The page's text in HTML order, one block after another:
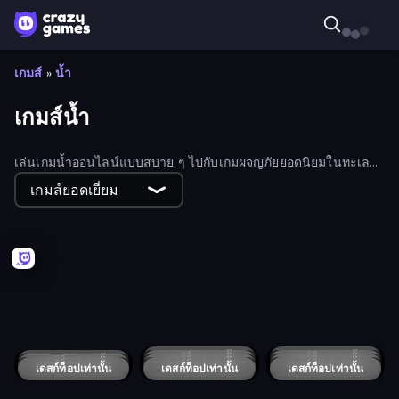
เกมส์ » น้ำ
เกมส์น้ำ
เล่นเกมน้ำออนไลน์แบบสบาย ๆ ไปกับเกมผจญภัยยอดนิยมในทะเล
เกม Grow, IO และอื่น ๆ อีกมากมาย สำรวจเกมน้ำฟรีที่คุณสามารถ
เล่นได้บนโทรศัพท์หรือเบราว์เซอร์ของคุณ
เกมส์ยอดเยี่ยม
Let Me Eat: Big Fish Eat Smaller Water vs Fire
My Crystal Underwater Fish Merge - Under Water Waterworks!
Ocean Miner Car Eats Car: Underwater Adventure Ascent
OctopusRun Vortex.io Let Me Eat 2: Feeding Madness
Diver Hero เดสก์ท็อปเท่านั้น
Fish Eat Getting Big เดสก์ท็อปเท่านั้น
Jet Boat Racing
เดสก์ท็อปเท่านั้น Suez Canal Training Simulator เดสก์ท็อปเท่านั้น Aquapark Balls Party เดสก์ท็อปเท่านั้น
Jetski Race
เดสก์ท็อปเท่านั้น
Fish Eat Fishes เดสก์ท็อปเท่านั้น
Boat Attack เดสก์ท็อปเท่านั้น
Dodgeball
เดสก์ท็อปเท่านั้น
Dolphin Olympics เดสก์ท็อปเท่านั้น เดสก์ท็อปเท่านั้น
Tiny Sails